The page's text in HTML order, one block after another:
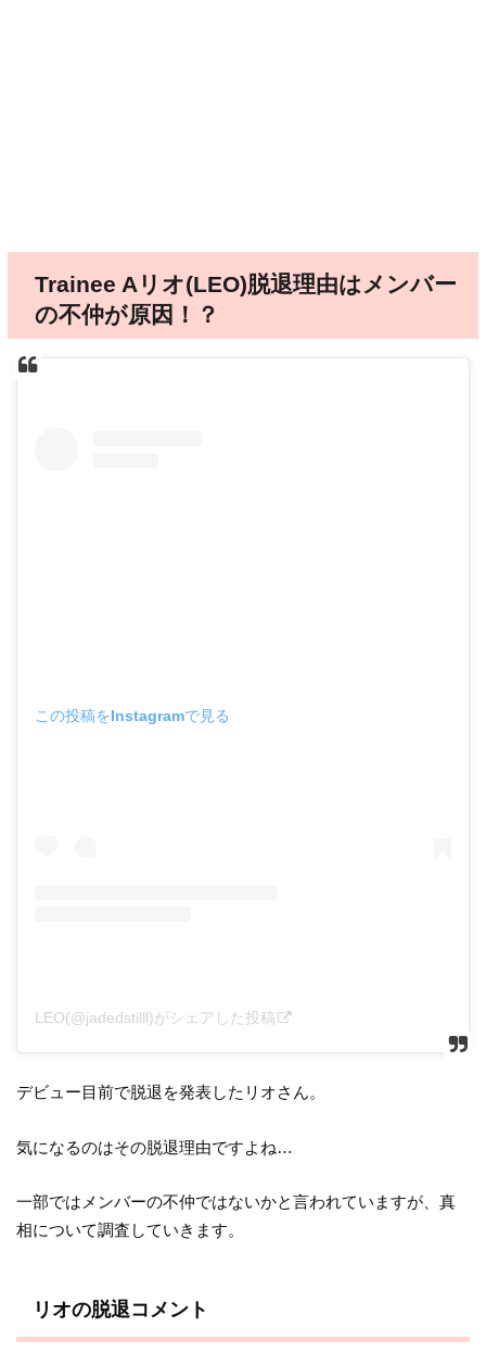
Trainee Aリオ(LEO)脱退理由はメンバー
の不仲が原因！？
この投稿をInstagramで見る
LEO(@jadedstilll)がシェアした投稿
デビュー目前で脱退を発表したリオさん。
気になるのはその脱退理由ですよね…
一部ではメンバーの不仲ではないかと言われていますが、真
相について調査していきます。
リオの脱退コメント